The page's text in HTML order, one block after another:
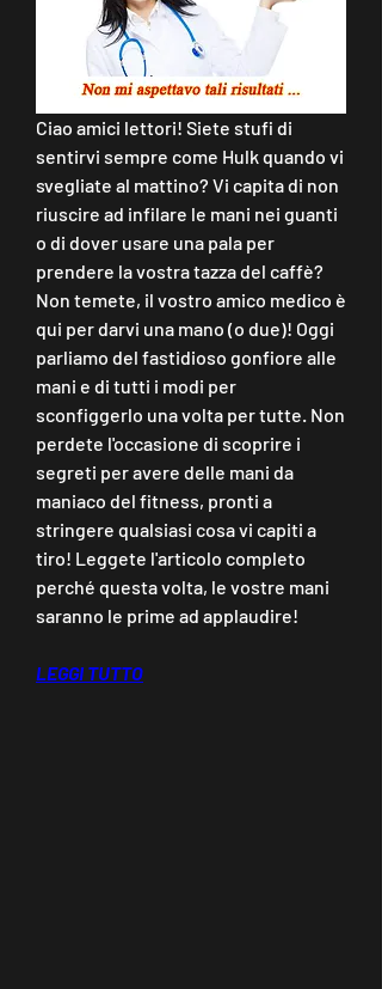
Ciao amici lettori! Siete stufi di
sentirvi sempre come Hulk quando vi
svegliate al mattino? Vi capita di non
riuscire ad infilare le mani nei guanti
o di dover usare una pala per
prendere la vostra tazza del caffè?
Non temete, il vostro amico medico è
qui per darvi una mano (o due)! Oggi
parliamo del fastidioso gonfiore alle
mani e di tutti i modi per
sconfiggerlo una volta per tutte. Non
perdete l'occasione di scoprire i
segreti per avere delle mani da
maniaco del fitness, pronti a
stringere qualsiasi cosa vi capiti a
tiro! Leggete l'articolo completo
perché questa volta, le vostre mani
saranno le prime ad applaudire!
LEGGI TUTTO